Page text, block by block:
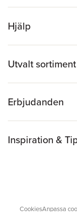
Hjälp
Utvalt sortiment
Erbjudanden
Inspiration &
CookiesAnpassa